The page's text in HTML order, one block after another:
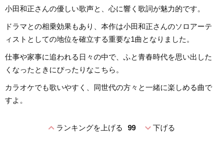
小田和正さんの優しい歌声と、心に響く歌詞が魅力的です。
ドラマとの相乗効果もあり、本作は小田和正さんのソロアーテ
ィストとしての地位を確立する重要な1曲となりました。
仕事や家事に追われる日々の中で、ふと青春時代を思い出した
くなったときにぴったりなこちら。
カラオケでも歌いやすく、同世代の方々と一緒に楽しめる曲で
すよ。
expand_lessランキングを上げる 99 expand_more下げる